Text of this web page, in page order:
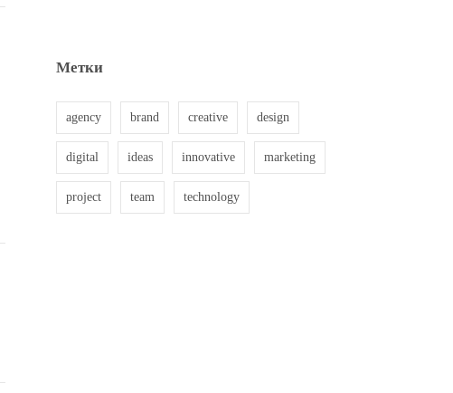
Метки
agency brand creative design
digital ideas innovative marketing
project team technology